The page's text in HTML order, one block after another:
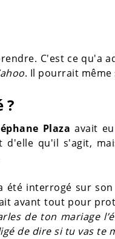
C'est ce qu'a
. Il pourrait même
?
Plaza avait eu
d'elle qu'il s'agit,
été interrogé sur
avant tout pour
de ton mariage
de dire si tu vas te